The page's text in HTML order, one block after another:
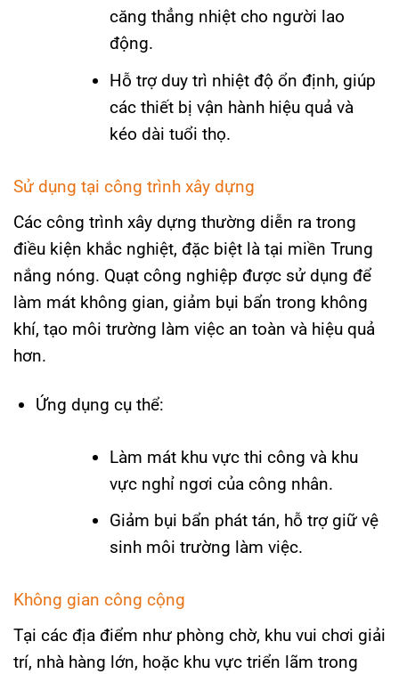
căng thẳng nhiệt cho người lao
động.
Hỗ trợ duy trì nhiệt độ ổn định, giúp
các thiết bị vận hành hiệu quả và
kéo dài tuổi thọ.
Sử dụng tại công trình xây dựng
Các công trình xây dựng thường diễn ra trong
điều kiện khắc nghiệt, đặc biệt là tại miền Trung
nắng nóng. Quạt công nghiệp được sử dụng để
làm mát không gian, giảm bụi bẩn trong không
khí, tạo môi trường làm việc an toàn và hiệu quả
hơn.
Ứng dụng cụ thể:
Làm mát khu vực thi công và khu
vực nghỉ ngơi của công nhân.
Giảm bụi bẩn phát tán, hỗ trợ giữ vệ
sinh môi trường làm việc.
Không gian công cộng
Tại các địa điểm như phòng chờ, khu vui chơi giải
trí, nhà hàng lớn, hoặc khu vực triển lãm trong